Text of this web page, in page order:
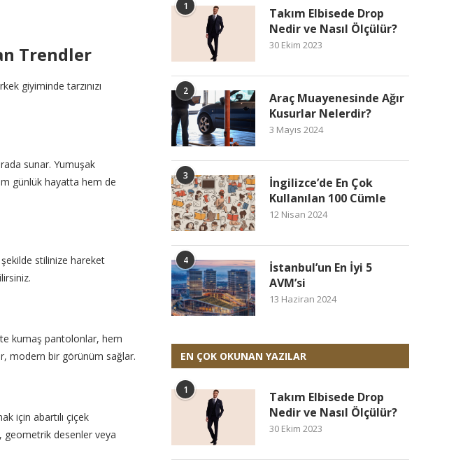
Trendler
giyiminde tarzınızı
sunar. Yumuşak
günlük hayatta hem de
stilinize hareket
kumaş pantolonlar, hem
modern bir görünüm sağlar.
için abartılı çiçek
geometrik desenler veya
1
Takım Elbisede Drop
Nedir ve Nasıl Ölçülür?
30 Ekim 2023
2
Araç Muayenesinde Ağır
Kusurlar Nelerdir?
3 Mayıs 2024
3
İngilizce’de En Çok
Kullanılan 100 Cümle
12 Nisan 2024
4
İstanbul’un En İyi 5
AVM’si
13 Haziran 2024
EN ÇOK OKUNAN YAZILAR
1
Takım Elbisede Drop
Nedir ve Nasıl Ölçülür?
30 Ekim 2023